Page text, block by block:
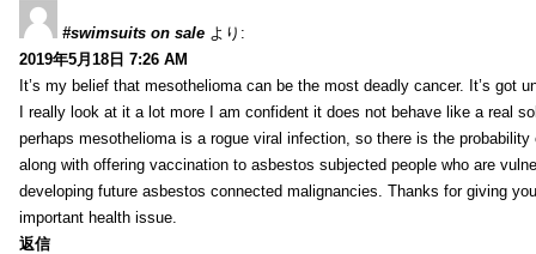
#swimsuits on sale より:
2019年5月18日 7:26 AM
It’s my belief that mesothelioma can be the most deadly cancer. It’s got
I really look at it a lot more I am confident it does not behave like a real
perhaps mesothelioma is a rogue viral infection, so there is the
along with offering vaccination to asbestos subjected people who are
developing future asbestos connected malignancies. Thanks for giving
important health issue.
返信